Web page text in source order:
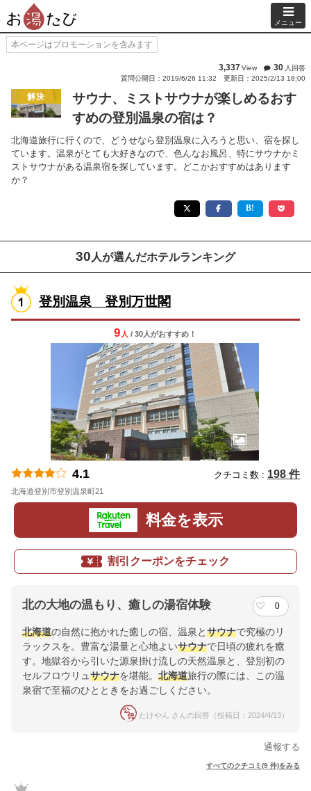
メニュー
本ページはプロモーションを含みます
3,337View 30 人回答
質問公開日：2019/6/26 11:32
更新日：2025/2/13 18:00
解決
サウナ、ミストサウナが楽しめるおす
すめの登別温泉の宿は？
北海道旅行に行くので、どうせなら登別温泉に入ろうと思い、宿を探し
ています。温泉がとても大好きなので、色んなお風呂、特にサウナかミ
ストサウナがある温泉宿を探しています。どこかおすすめはあります
か？
30 人が選んだホテルランキング
登別温泉 登別万世閣
9 人 / 30人がおすすめ！
4.1 クチコミ数 : 198 件
北海道登別市登別温泉町21
料金を表示
割引クーポンをチェック
北の大地の温もり、癒しの湯宿体験 0
北海道の自然に抱かれた癒しの宿、温泉とサウナで究極のリ
ラックスを。豊富な湯量と心地よいサウナで日頃の疲れを癒
す。地獄谷から引いた源泉掛け流しの天然温泉と、登別初の
セルフロウリュ サウナを堪能。 北海道旅行の際には、この温
泉宿で至福のひとときをお過ごしください。
たけやん さんの回答（投稿日：2024/4/13）
通報する
すべてのクチコミ(9 件)をみる